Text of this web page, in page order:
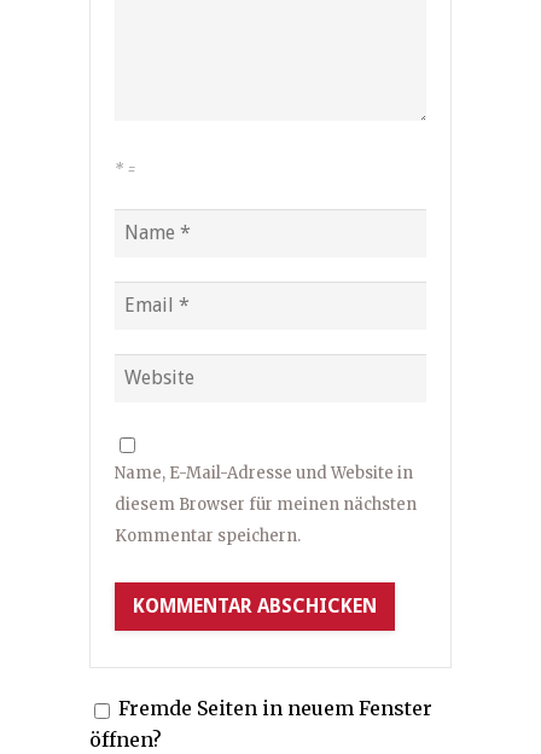
* =
Name, E-Mail-Adresse und Website in
diesem Browser für meinen nächsten
Kommentar speichern.
Fremde Seiten in neuem Fenster
öffnen?